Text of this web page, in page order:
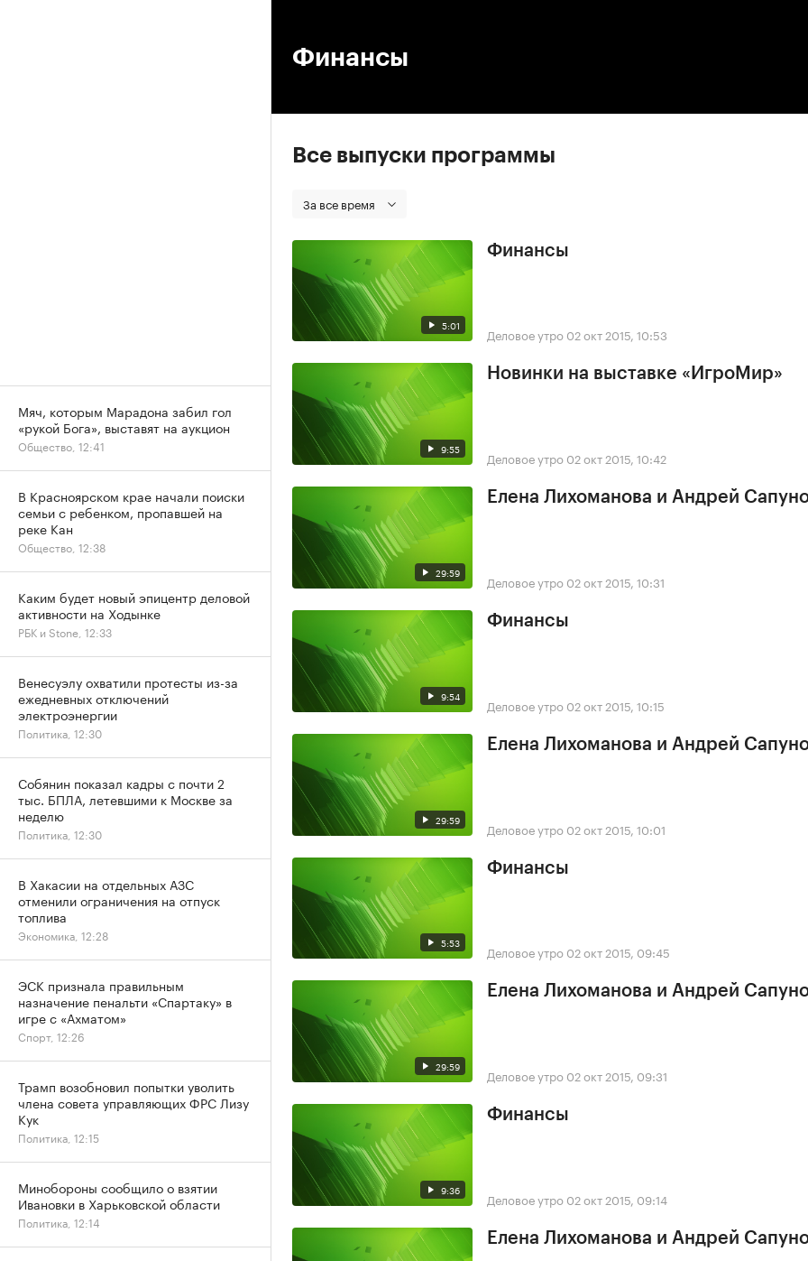
Финансы
Все выпуски программы
За все время
5:01
Финансы
Деловое утро 02 окт 2015, 10:53
9:55
Новинки на выставке «ИгроМир»
Деловое утро 02 окт 2015, 10:42
29:59
Елена Лихоманова и Андрей
Деловое утро 02 окт 2015, 10:31
9:54
Финансы
Деловое утро 02 окт 2015, 10:15
29:59
Елена Лихоманова и Андрей
Деловое утро 02 окт 2015, 10:01
5:53
Финансы
Деловое утро 02 окт 2015, 09:45
29:59
Елена Лихоманова и Андрей
Деловое утро 02 окт 2015, 09:31
9:36
Финансы
Деловое утро 02 окт 2015, 09:14
Елена Лихоманова и Андрей
Мяч, которым Марадона забил гол
«рукой Бога», выставят на аукцион
Общество, 12:41
В Красноярском крае начали поиски
семьи с ребенком, пропавшей на
реке Кан
Общество, 12:38
Каким будет новый эпицентр деловой
активности на Ходынке
РБК и Stone, 12:33
Венесуэлу охватили протесты из-за
ежедневных отключений
электроэнергии
Политика, 12:30
Собянин показал кадры с почти 2
тыс. БПЛА, летевшими к Москве за
неделю
Политика, 12:30
В Хакасии на отдельных АЗС
отменили ограничения на отпуск
топлива
Экономика, 12:28
ЭСК признала правильным
назначение пенальти «Спартаку» в
игре с «Ахматом»
Спорт, 12:26
Трамп возобновил попытки уволить
члена совета управляющих ФРС Лизу
Кук
Политика, 12:15
Минобороны сообщило о взятии
Ивановки в Харьковской области
Политика, 12:14